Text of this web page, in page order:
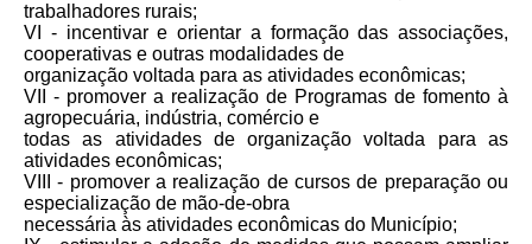
trabalhadores rurais;
VI - incentivar e orientar a formação das associações,
cooperativas e outras modalidades de
organização voltada para as atividades econômicas;
VII - promover a realização de Programas de fomento à
agropecuária, indústria, comércio e
todas as atividades de organização voltada para as
atividades econômicas;
VIII - promover a realização de cursos de preparação ou
especialização de mão-de-obra
necessária às atividades econômicas do Município;